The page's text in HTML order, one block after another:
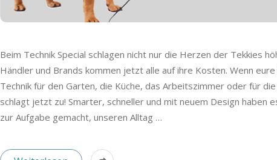
Beim Technik Special schlagen nicht nur die Herzen der Tekkies
Händler und Brands kommen jetzt alle auf ihre Kosten. Wenn
Technik für den Garten, die Küche, das Arbeitszimmer oder für
schlagt jetzt zu! Smarter, schneller und mit neuem Design haben
zur Aufgabe gemacht, unseren Alltag …